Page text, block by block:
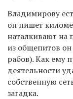
Владимирову
он пишет
наталкивают на
из общепитов
рабов). Как ему
деятельности
собственную
загадка.